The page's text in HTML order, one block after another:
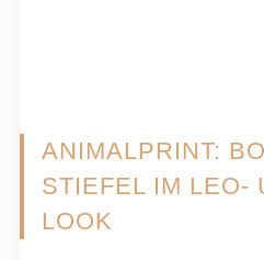
ANIMALPRINT:
STIEFEL IM LEO-
LOOK